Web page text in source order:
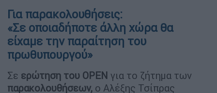
Για παρακολουθήσεις:
«Σε οποιαδήποτε άλλη χώρα θα
είχαμε την παραίτηση του
πρωθυπουργού»
Σε ερώτηση του OPEN για το ζήτημα των
παρακολουθήσεων, ο Αλέξης Τσίπρας